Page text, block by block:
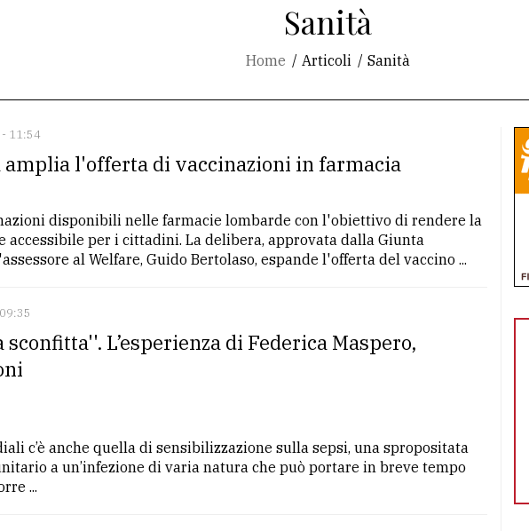
Sanità
Home Articoli Sanità
- 11:54
amplia l'offerta di vaccinazioni in farmacia
disponibili nelle farmacie lombarde con l'obiettivo di rendere la
accessibile per i cittadini. La delibera, approvata dalla Giunta
al Welfare, Guido Bertolaso, espande l'offerta del vaccino ...
L’esperienza di Federica Maspero,
c’è anche quella di sensibilizzazione sulla sepsi, una spropositata
a un’infezione di varia natura che può portare in breve tempo
...